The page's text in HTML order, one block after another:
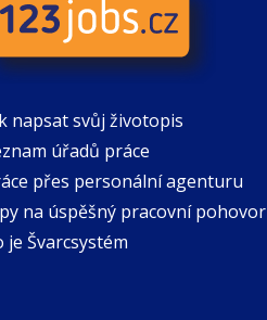
napsat svůj životopis
úřadů práce
přes personální agenturu
na úspěšný pracovní pohovor
je Švarcsystém